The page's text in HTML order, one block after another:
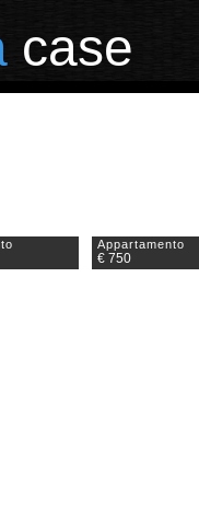
case
Appartamento
€ 750